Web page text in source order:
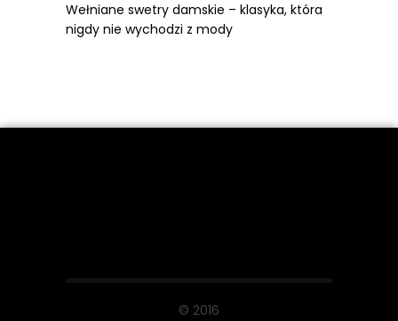
Wełniane swetry damskie – klasyka, która
nigdy nie wychodzi z mody
© 2016